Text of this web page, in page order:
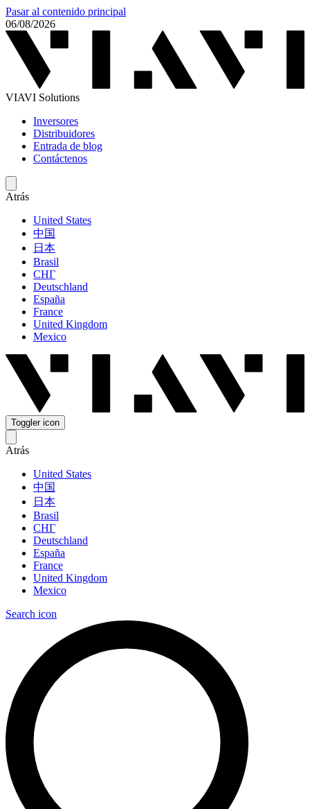
Pasar al contenido principal
06/08/2026
VIAVI Solutions
Inversores
Distribuidores
Entrada de blog
Contáctenos
Atrás
United States
中国
日本
Brasil
СНГ
Deutschland
España
France
United Kingdom
Mexico
Toggler icon
Atrás
United States
中国
日本
Brasil
СНГ
Deutschland
España
France
United Kingdom
Mexico
Search icon